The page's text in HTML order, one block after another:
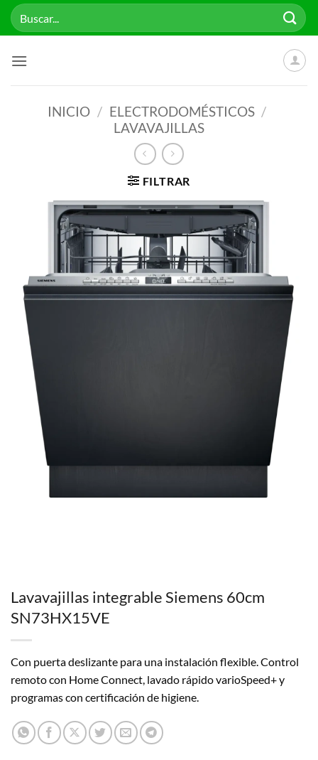
Saltar
Buscar
por:
INICIO / ELECTRODOMÉSTICOS /
LAVAVAJILLAS
FILTRAR
Lavavajillas integrable Siemens 60cm
SN73HX15VE
Con puerta deslizante para una instalación flexible. Control
remoto con Home Connect, lavado rápido varioSpeed+ y
programas con certificación de higiene.